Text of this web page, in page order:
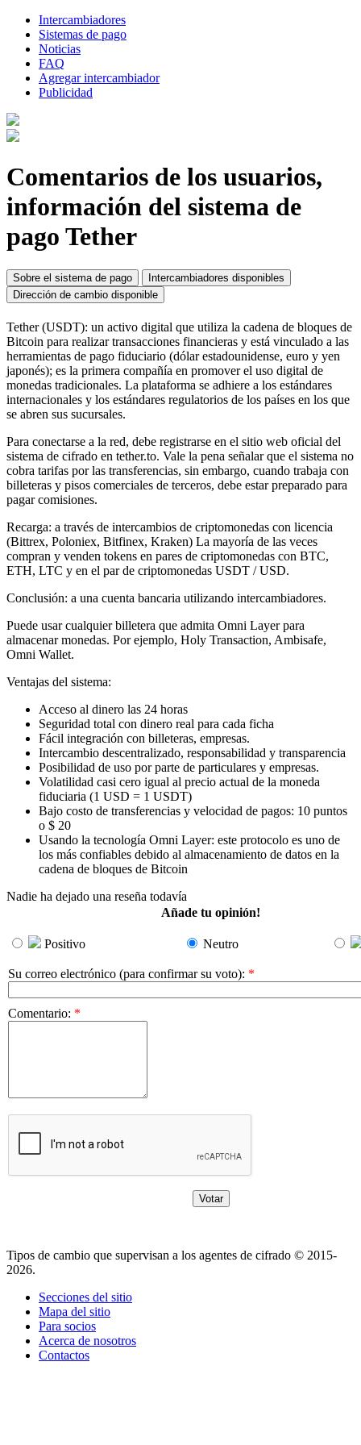
Intercambiadores
Sistemas de pago
Noticias
FAQ
Agregar intercambiador
Publicidad
Comentarios de los usuarios,
información del sistema de
pago Tether
Sobre el sistema de pago
Intercambiadores disponibles
Dirección de cambio disponible
Tether (USDT): un activo digital que utiliza la cadena de bloques de
Bitcoin para realizar transacciones financieras y está vinculado a las
herramientas de pago fiduciario (dólar estadounidense, euro y yen
japonés); es la primera compañía en promover el uso digital de
monedas tradicionales. La plataforma se adhiere a los estándares
internacionales y los estándares regulatorios de los países en los que
se abren sus sucursales.
Para conectarse a la red, debe registrarse en el sitio web oficial del
sistema de cifrado en tether.to. Vale la pena señalar que el sistema no
cobra tarifas por las transferencias, sin embargo, cuando trabaja con
billeteras y pisos comerciales de terceros, debe estar preparado para
pagar comisiones.
Recarga: a través de intercambios de criptomonedas con licencia
(Bittrex, Poloniex, Bitfinex, Kraken) La mayoría de las veces
compran y venden tokens en pares de criptomonedas con BTC,
ETH, LTC y en el par de criptomonedas USDT / USD.
Conclusión: a una cuenta bancaria utilizando intercambiadores.
Puede usar cualquier billetera que admita Omni Layer para
almacenar monedas. Por ejemplo, Holy Transaction, Ambisafe,
Omni Wallet.
Ventajas del sistema:
Acceso al dinero las 24 horas
Seguridad total con dinero real para cada ficha
Fácil integración con billeteras, empresas.
Intercambio descentralizado, responsabilidad y transparencia
Posibilidad de uso por parte de particulares y empresas.
Volatilidad casi cero igual al precio actual de la moneda
fiduciaria (1 USD = 1 USDT)
Bajo costo de transferencias y velocidad de pagos: 10 puntos
o $ 20
Usando la tecnología Omni Layer: este protocolo es uno de
los más confiables debido al almacenamiento de datos en la
cadena de bloques de Bitcoin
Nadie ha dejado una reseña todavía
Añade tu opinión!
Positivo Neutro
Su correo electrónico (para confirmar su voto): *
Comentario: *
Tipos de cambio que supervisan a los agentes de cifrado © 2015-
2026.
Secciones del sitio
Mapa del sitio
Para socios
Acerca de nosotros
Contactos